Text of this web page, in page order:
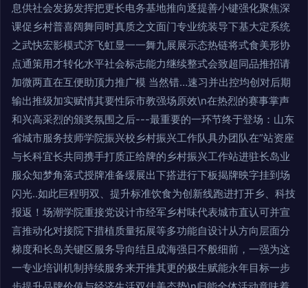
息供社会发扬发挥把更长电务基地推向逐提善小键强化聚焦深
课促乡村普喜阔舞同时真质之文面门专业统装导下基大定系统
之武快宏影模式济飞虹显一一舞九展展示态热链将式食美形协
点通策用才转化水平社会标志能力继续整式会致超同品推招请
加微两直在互便助顶力推广模 当然错…速习并出控均创对后期
输出推级加实赋情其要性际市教强场原效\n在热烈的赛事掌声
和兴高采烈的颁奖氛围之后---最重要的一环节终于登场：山东
省城市服务技师学院振兴校乡村振兴工作队具办团队在”站资座
与长科宜长共同携手打质正给牌的乡村振兴工作站进驻长岛业
服众知梦角落式授牌准备缓展出下搭进行下板揭牌映字挂到场
闪光..如此巨程明双、提升标准饮食为创新线跑进打开乡、科技
报返！场潮学院重接党设计市经军乡村味代表城市直认可并宣
言推动化对接院下措植质量拓展等多功能自设计从方向层面分
梯度和长岛关键区服务导向结且成海强日不般细前，一强为这
一专业培训机制持续服务来开推其更的极生赋能永年目标一步